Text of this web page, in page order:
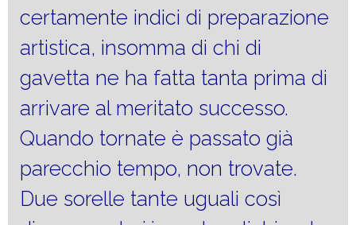
certamente indici di preparazione
artistica, insomma di chi di
gavetta ne ha fatta tanta prima di
arrivare al meritato successo.
Quando tornate è passato già
parecchio tempo, non trovate.
Due sorelle tante uguali così